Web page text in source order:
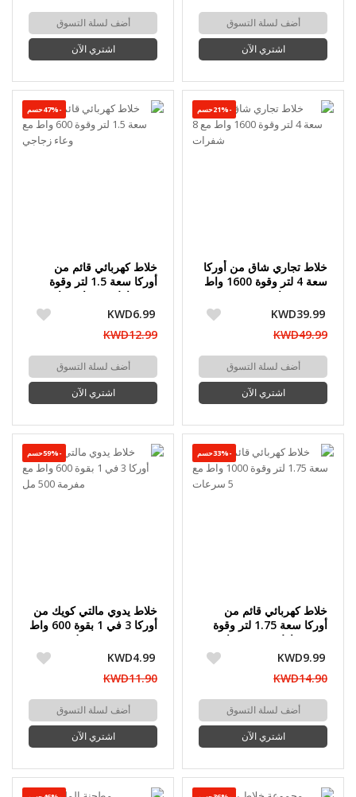
أضف لسلة التسوق
اشتري الآن
أضف لسلة التسوق
اشتري الآن
-21%حسم
خلاط تجاري شاق من أوركا
سعة 4 لتر وقوة 1600 واط
KWD39.99
KWD49.99
أضف لسلة التسوق
اشتري الآن
-47%حسم
خلاط كهربائي قائم من
أوركا سعة 1.5 لتر وقوة
KWD6.99
KWD12.99
أضف لسلة التسوق
اشتري الآن
-33%حسم
خلاط كهربائي قائم من
أوركا سعة 1.75 لتر وقوة
KWD9.99
KWD14.90
أضف لسلة التسوق
اشتري الآن
-59%حسم
خلاط يدوي مالتي كويك من
أوركا 3 في 1 بقوة 600 واط
KWD4.99
KWD11.90
أضف لسلة التسوق
اشتري الآن